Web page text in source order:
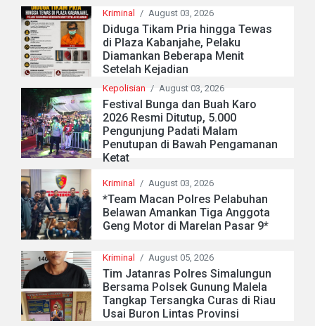
Kriminal / August 03, 2026
Diduga Tikam Pria hingga Tewas
di Plaza Kabanjahe, Pelaku
Diamankan Beberapa Menit
Setelah Kejadian
Kepolisian / August 03, 2026
Festival Bunga dan Buah Karo
2026 Resmi Ditutup, 5.000
Pengunjung Padati Malam
Penutupan di Bawah Pengamanan
Ketat
Kriminal / August 03, 2026
*Team Macan Polres Pelabuhan
Belawan Amankan Tiga Anggota
Geng Motor di Marelan Pasar 9*
Kriminal / August 05, 2026
Tim Jatanras Polres Simalungun
Bersama Polsek Gunung Malela
Tangkap Tersangka Curas di Riau
Usai Buron Lintas Provinsi